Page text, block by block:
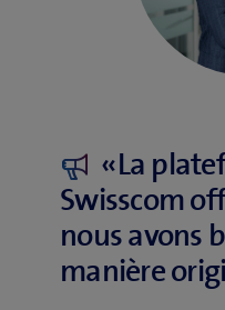
«La
Swisscom
nous avons
manière